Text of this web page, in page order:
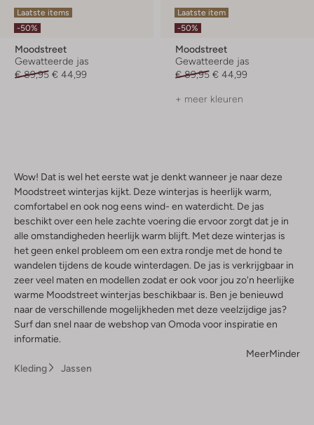
Laatste items
-50%
Moodstreet
Gewatteerde jas
€ 89,95 € 44,99
Laatste item
-50%
Moodstreet
Gewatteerde jas
€ 89,95 € 44,99
+ meer kleuren
Wow! Dat is wel het eerste wat je denkt wanneer je naar deze
Moodstreet winterjas kijkt. Deze winterjas is heerlijk warm,
comfortabel en ook nog eens wind- en waterdicht. De jas
beschikt over een hele zachte voering die ervoor zorgt dat je in
alle omstandigheden heerlijk warm blijft. Met deze winterjas is
het geen enkel probleem om een extra rondje met de hond te
wandelen tijdens de koude winterdagen. De jas is verkrijgbaar in
zeer veel maten en modellen zodat er ook voor jou zo'n heerlijke
warme Moodstreet winterjas beschikbaar is. Ben je benieuwd
naar de verschillende mogelijkheden met deze veelzijdige jas?
Surf dan snel naar de webshop van Omoda voor inspiratie en
informatie.
MeerMinder
Kleding
Jassen